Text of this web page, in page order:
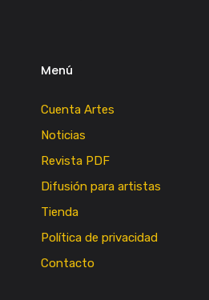
Menú
Cuenta Artes
Noticias
Revista PDF
Difusión para artistas
Tienda
Política de privacidad
Contacto